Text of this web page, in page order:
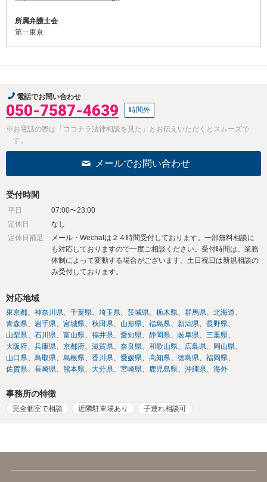
所属弁護士会
第一東京
電話でお問い合わせ
050-7587-4639 時間外
※お電話の際は「ココナラ法律相談を見た」とお伝えいただくとスムーズで
す。
メールでお問い合わせ
受付時間
平日
07:00〜23:00
定休日
なし
定休日補足
メール・Wechatは２４時間受付しております。一部無料相談に
も対応しておりますので一度ご相談ください。受付時間は、業務
体制によって変動する場合がございます。土日祝日は新規相談の
み受付しております。
対応地域
東京都 神奈川県 千葉県 埼玉県 茨城県 栃木県 群馬県
北海道
青森県
岩手県 宮城県 秋田県 山形県 福島県 新潟県
長野県
山梨県
石川県 富山県 福井県 愛知県 静岡県 岐阜県
三重県
大阪府
兵庫県 京都府 滋賀県 奈良県 和歌山県 広島県
岡山県
山口県
鳥取県 島根県 香川県 愛媛県 高知県 徳島県
福岡県
佐賀県
長崎県 熊本県 大分県 宮崎県 鹿児島県 沖縄県 海外
事務所の特徴
完全個室で相談 近隣駐車場あり 子連れ相談可